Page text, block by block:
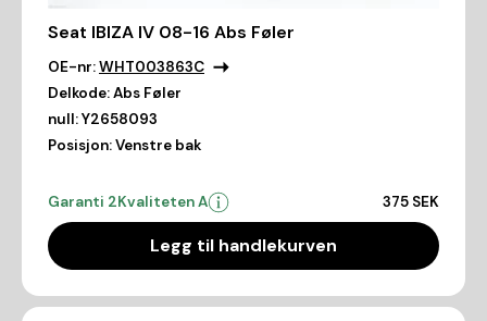
Seat IBIZA IV 08-16 Abs Føler
OE-nr:WHT003863C
Delkode:Abs Føler
null:Y2658093
Posisjon:Venstre bak
Garanti 2Kvaliteten A 375 SEK
Legg til handlekurven